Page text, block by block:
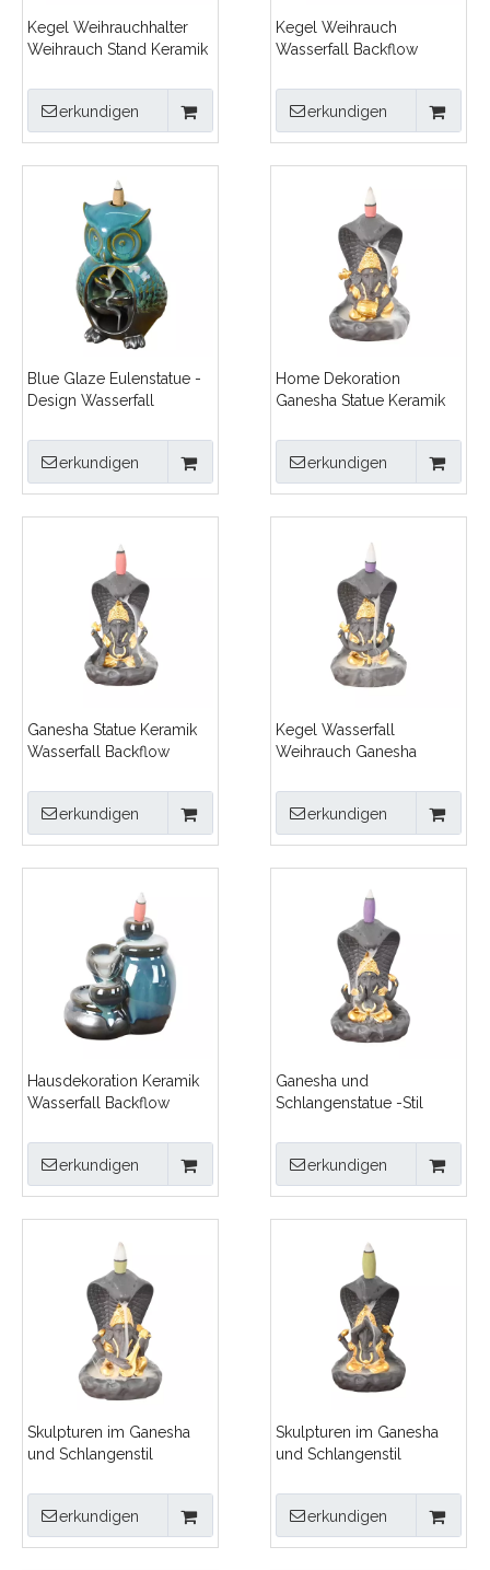
Kegel Weihrauchhalter
Weihrauch Stand Keramik
Brenner
erkundigen
Kegel Weihrauch
Wasserfall Backflow
handgefertigte Keramik -
Censer -Weihrauchhalter
erkundigen
Blue Glaze Eulenstatue -
Design Wasserfall
Keramik Backflow
Weihrauch Brenner
erkundigen
Home Dekoration
Ganesha Statue Keramik
Weihrauch Brenner
erkundigen
Ganesha Statue Keramik
Wasserfall Backflow
erkundigen
Kegel Wasserfall
Weihrauch Ganesha
Weihrauch Brenner
erkundigen
Hausdekoration Keramik
Wasserfall Backflow
erkundigen
Ganesha und
Schlangenstatue -Stil
Wasserfall Backflow
Weihrauch Brenner
erkundigen
Skulpturen im Ganesha
und Schlangenstil
Keramik Wasserfall
Backflow
Weihrauchbrenner
erkundigen
Skulpturen im Ganesha
und Schlangenstil
Keramik Wasserfall
Backflow
Weihrauchbrenner
erkundigen